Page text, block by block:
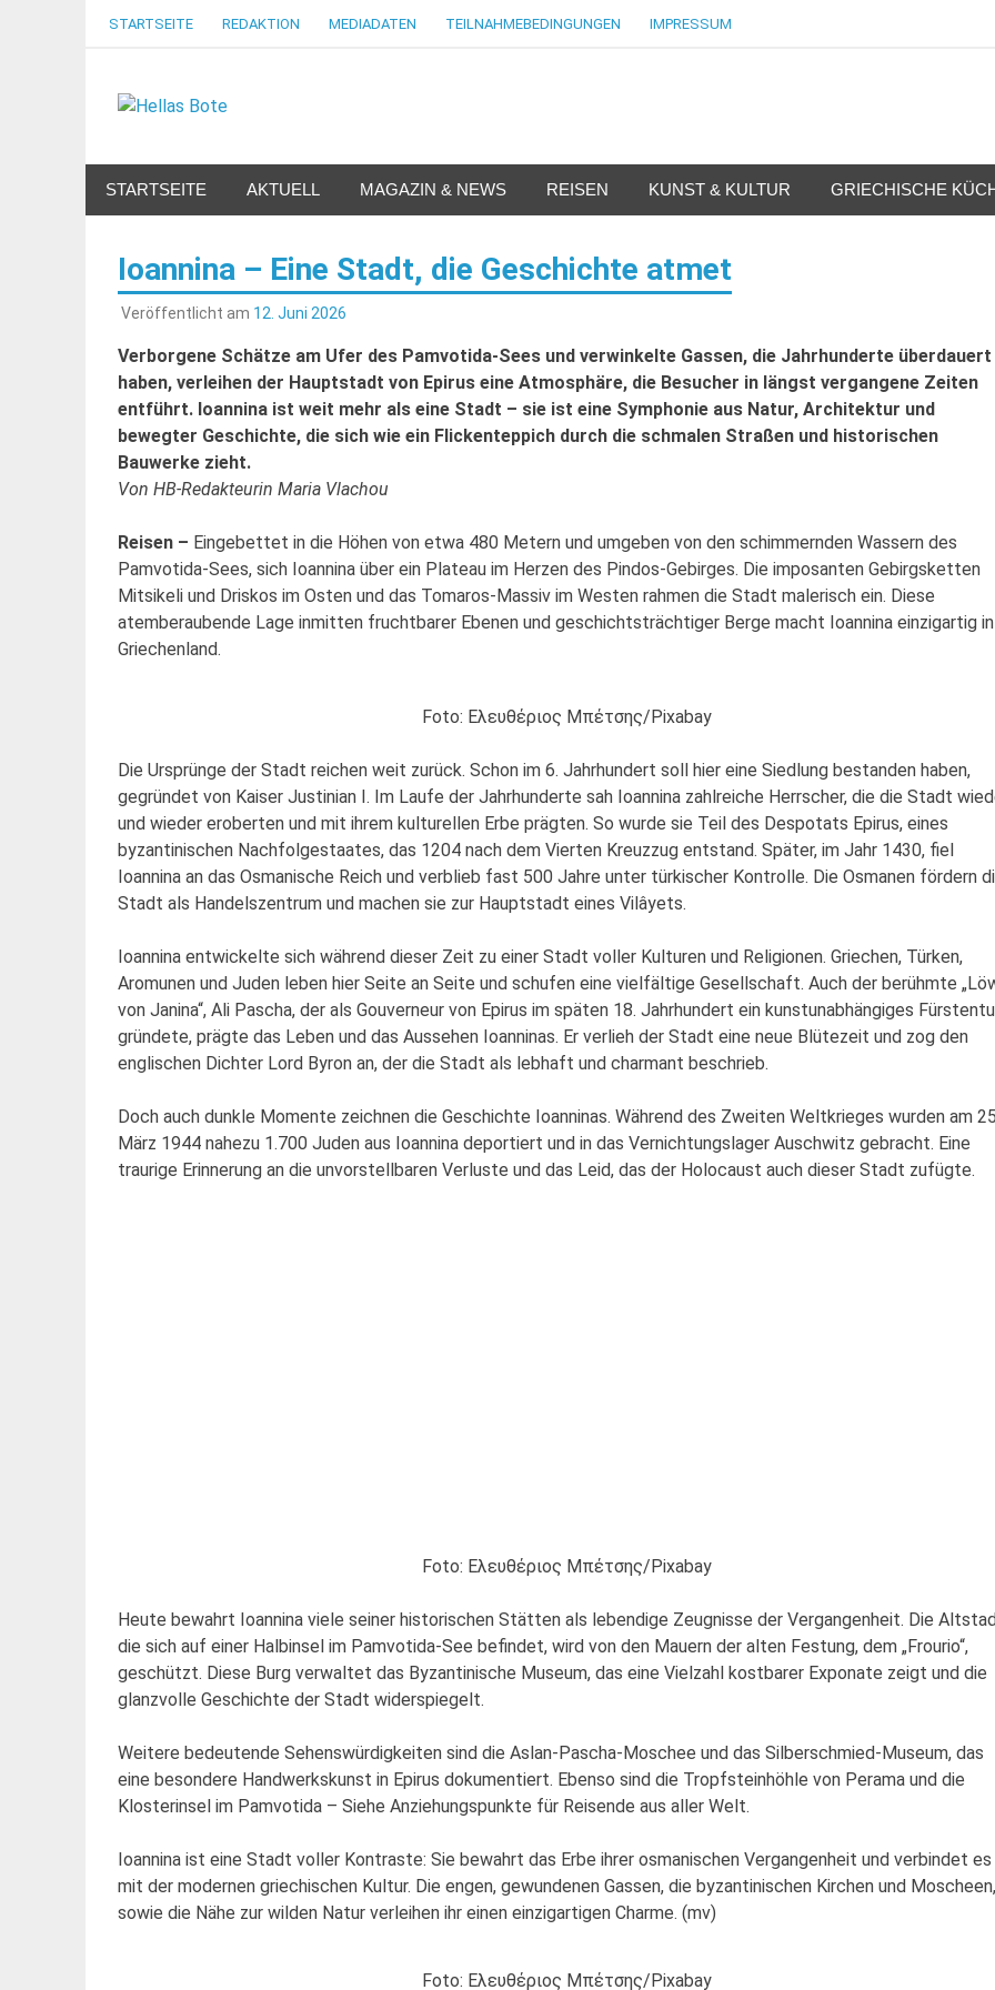
STARTSEITE REDAKTION MEDIADATEN TEILNAHMEBEDINGUNGEN IMPRESSUM
STARTSEITE AKTUELL MAGAZIN & NEWS REISEN KUNST & KULTUR GRIECHISCHE
Ioannina – Eine Stadt, die Geschichte atmet
Veröffentlicht am 12. Juni 2026
Verborgene Schätze am Ufer des Pamvotida-Sees und verwinkelte Gassen, die Jahrhunderte überdauert
haben, verleihen der Hauptstadt von Epirus eine Atmosphäre, die Besucher in längst vergangene Zeiten
entführt. Ioannina ist weit mehr als eine Stadt – sie ist eine Symphonie aus Natur, Architektur und
bewegter Geschichte, die sich wie ein Flickenteppich durch die schmalen Straßen und historischen
Bauwerke zieht.
Von HB-Redakteurin Maria Vlachou
Reisen – Eingebettet in die Höhen von etwa 480 Metern und umgeben von den schimmernden Wassern des
Pamvotida-Sees, sich Ioannina über ein Plateau im Herzen des Pindos-Gebirges. Die imposanten Gebirgsketten
Mitsikeli und Driskos im Osten und das Tomaros-Massiv im Westen rahmen die Stadt malerisch ein. Diese
atemberaubende Lage inmitten fruchtbarer Ebenen und geschichtsträchtiger Berge macht Ioannina einzigartig in
Griechenland.
Foto: Ελευθέριος Μπέτσης/Pixabay
Die Ursprünge der Stadt reichen weit zurück. Schon im 6. Jahrhundert soll hier eine Siedlung bestanden haben,
gegründet von Kaiser Justinian I. Im Laufe der Jahrhunderte sah Ioannina zahlreiche Herrscher, die die Stadt
und wieder eroberten und mit ihrem kulturellen Erbe prägten. So wurde sie Teil des Despotats Epirus, eines
byzantinischen Nachfolgestaates, das 1204 nach dem Vierten Kreuzzug entstand. Später, im Jahr 1430, fiel
Ioannina an das Osmanische Reich und verblieb fast 500 Jahre unter türkischer Kontrolle. Die Osmanen fördern
Stadt als Handelszentrum und machen sie zur Hauptstadt eines Vilâyets.
Ioannina entwickelte sich während dieser Zeit zu einer Stadt voller Kulturen und Religionen. Griechen, Türken,
Aromunen und Juden leben hier Seite an Seite und schufen eine vielfältige Gesellschaft. Auch der berühmte
von Janina“, Ali Pascha, der als Gouverneur von Epirus im späten 18. Jahrhundert ein kunstunabhängiges
gründete, prägte das Leben und das Aussehen Ioanninas. Er verlieh der Stadt eine neue Blütezeit und zog den
englischen Dichter Lord Byron an, der die Stadt als lebhaft und charmant beschrieb.
Doch auch dunkle Momente zeichnen die Geschichte Ioanninas. Während des Zweiten Weltkrieges wurden am
März 1944 nahezu 1.700 Juden aus Ioannina deportiert und in das Vernichtungslager Auschwitz gebracht. Eine
traurige Erinnerung an die unvorstellbaren Verluste und das Leid, das der Holocaust auch dieser Stadt zufügte.
Foto: Ελευθέριος Μπέτσης/Pixabay
Heute bewahrt Ioannina viele seiner historischen Stätten als lebendige Zeugnisse der Vergangenheit. Die
die sich auf einer Halbinsel im Pamvotida-See befindet, wird von den Mauern der alten Festung, dem „Frourio“,
geschützt. Diese Burg verwaltet das Byzantinische Museum, das eine Vielzahl kostbarer Exponate zeigt und die
glanzvolle Geschichte der Stadt widerspiegelt.
Weitere bedeutende Sehenswürdigkeiten sind die Aslan-Pascha-Moschee und das Silberschmied-Museum, das
eine besondere Handwerkskunst in Epirus dokumentiert. Ebenso sind die Tropfsteinhöhle von Perama und die
Klosterinsel im Pamvotida – Siehe Anziehungspunkte für Reisende aus aller Welt.
Ioannina ist eine Stadt voller Kontraste: Sie bewahrt das Erbe ihrer osmanischen Vergangenheit und verbindet es
mit der modernen griechischen Kultur. Die engen, gewundenen Gassen, die byzantinischen Kirchen und Moscheen,
sowie die Nähe zur wilden Natur verleihen ihr einen einzigartigen Charme. (mv)
Foto: Ελευθέριος Μπέτσης/Pixabay